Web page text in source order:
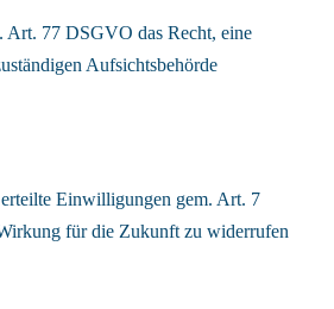
Art. 77 DSGVO das Recht, eine
Aufsichtsbehörde
erteilte Einwilligungen gem. Art. 7
für die Zukunft zu widerrufen